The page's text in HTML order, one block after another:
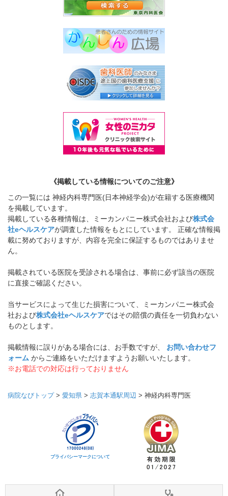
《掲載している情報についてのご注意》
この一覧には 神経内科専門医(日本神経学会)が在籍する医療機関
を掲載しています。
掲載している各種情報は、ミーカンパニー株式会社および株式会
社eヘルスケアが調査した情報をもとにしています。 正確な情報掲
載に努めておりますが、内容を完全に保証するものではありませ
ん。
掲載されている医院を受診される場合は、事前に必ず該当の医院
に直接ご確認ください。
当サービスによって生じた損害について、ミーカンパニー株式会
社および株式会社eヘルスケアではその賠償の責任を一切負わない
ものとします。
掲載情報に誤りがある場合には、お手数ですが、 お問い合わせフ
ォーム からご連絡をいただけますようお願いいたします。
※お電話での対応は行っておりません
病院なびトップ> 愛知県 > 志賀本通駅周辺 > 神経内科専門医
プライバシーマークについて